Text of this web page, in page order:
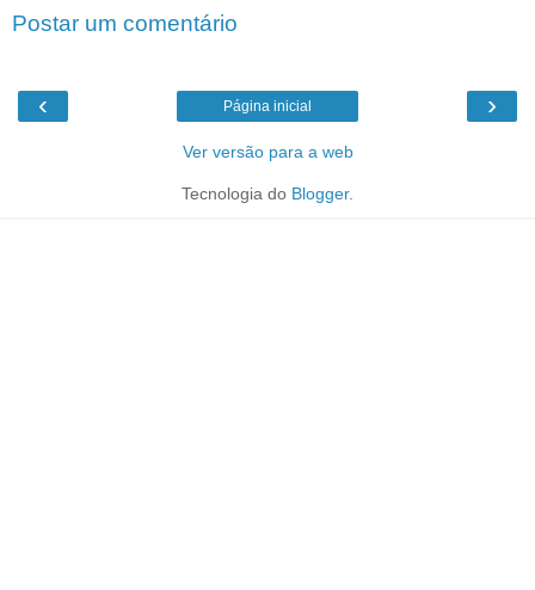
Postar um comentário
‹ ›
Página inicial
Ver versão para a web
Tecnologia do Blogger.